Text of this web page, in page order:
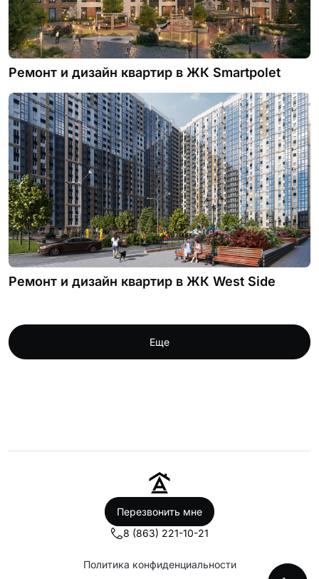
Ремонт и дизайн квартир в ЖК Smartpolet
Ремонт и дизайн квартир в ЖК West Side
Еще
Перезвонить мне
8 (863) 221-10-21
Политика конфиденциальности